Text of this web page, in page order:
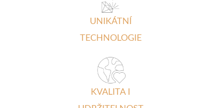
UNIKÁTNÍ
TECHNOLOGIE
KVALITA I